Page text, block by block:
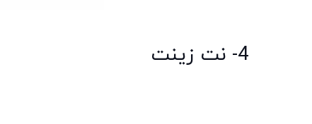
4- نت زینت